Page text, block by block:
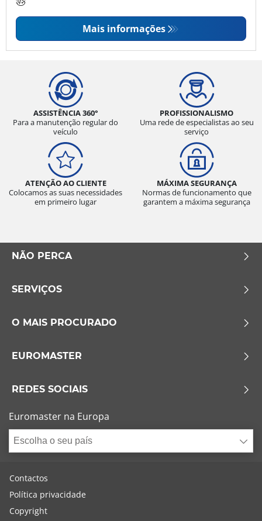
Mais informações
ASSISTÊNCIA 360°
Para a manutenção regular do
veículo
PROFISSIONALISMO
Uma rede de especialistas ao seu
serviço
ATENÇÃO AO CLIENTE
Colocamos as suas necessidades
em primeiro lugar
MÁXIMA SEGURANÇA
Normas de funcionamento que
garantem a máxima segurança
NÃO PERCA
SERVIÇOS
O MAIS PROCURADO
EUROMASTER
REDES SOCIAIS
Euromaster na Europa
Escolha o seu país
Contactos
Política privacidade
Copyright